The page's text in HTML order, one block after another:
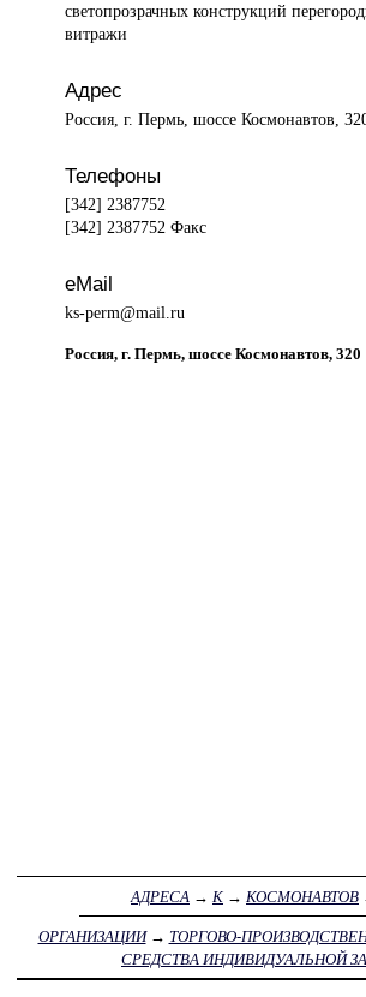
светопрозрачных конструкций
витражи
Адрес
Россия, г. Пермь, шоссе Космонавтов,
Телефоны
[342] 2387752
[342] 2387752 Факс
eMail
ks-perm@mail.ru
Россия, г. Пермь, шоссе Космонавтов, 320
АДРЕСА → К → КОСМОНАВТОВ
ОРГАНИЗАЦИИ→ ТОРГОВО-
СРЕДСТВА ИНДИВИДУАЛЬНОЙ